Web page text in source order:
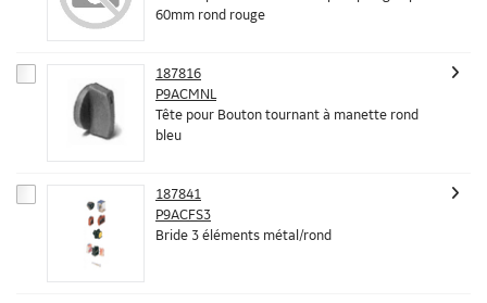
60mm rond rouge
187816
P9ACMNL
Tête pour Bouton tournant à manette rond
bleu
187841
P9ACFS3
Bride 3 éléments métal/rond